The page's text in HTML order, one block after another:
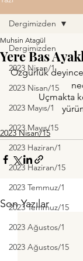
Dergimizden
2023 Nisan/1
2023 Nisan/15
2023 Mayıs/1
2023 Mayıs/15
2023 Haziran/1
2023 Haziran/15
2023 Temmuz/1
2023 Temmuz/15
2023 Ağustos/1
2023 Ağustos/15
Dergimizden
Yere Bas
Muhsin Atagül
Özgürlük deyince
2023 Nisan/15
Son Yazılar